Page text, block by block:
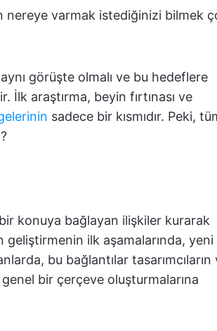
nereye varmak istediğinizi bilmek
görüşte olmalı ve bu hedeflere
araştırma, beyin fırtınası ve
sadece bir kısmıdır. Peki,
konuya bağlayan ilişkiler kurarak
geliştirmenin ilk aşamalarında, yeni
bu bağlantılar tasarımcıların
bir çerçeve oluşturmalarına